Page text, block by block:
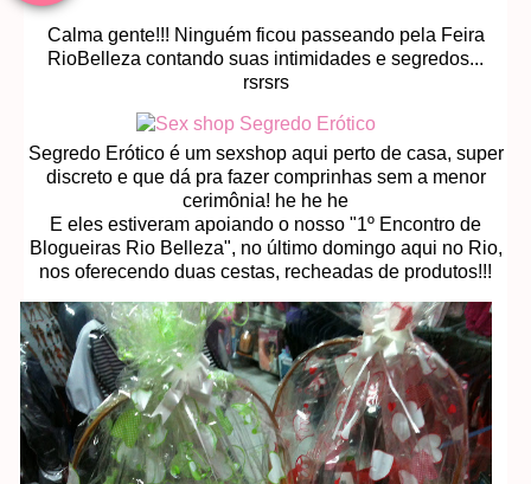
Calma gente!!! Ninguém ficou passeando pela Feira
RioBelleza contando suas intimidades e segredos...
rsrsrs
Segredo Erótico é um sexshop aqui perto de casa, super
discreto e que dá pra fazer comprinhas sem a menor
cerimônia! he he he
E eles estiveram apoiando o nosso "1º Encontro de
Blogueiras Rio Belleza", no último domingo aqui no Rio,
nos oferecendo duas cestas, recheadas de produtos!!!